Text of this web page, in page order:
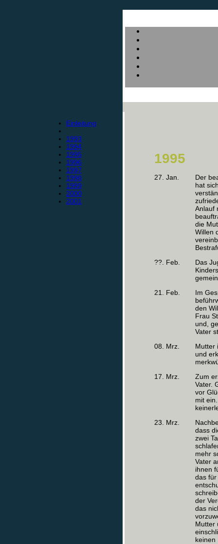
Einleitung
1993
1994
1995
1996
1997
1998
1999
2000
2001
1995
27. Jan.
Der
hat
Anlauf
die
Willen
??. Feb.
Das
21. Feb.
Im
den
Frau
und,
Vater
08. Mrz.
Mutter
und
17. Mrz.
Zum
Vater.
vor
mit
23. Mrz.
dass
zwei
mehr
Vater
ihnen
das für
der
das
Mutter
keinen